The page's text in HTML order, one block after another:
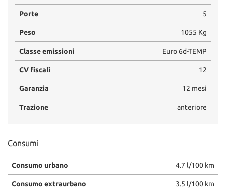
Porte 5
Peso 1055 Kg
Classe emissioni Euro 6d-TEMP
CV fiscali 12
Garanzia 12 mesi
Trazione anteriore
Consumi
Consumo urbano 4.7 l/100 km
Consumo extraurbano 3.5 l/100 km